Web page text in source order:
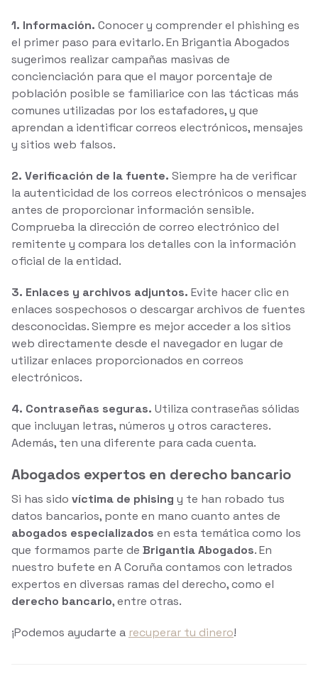
1. Información. Conocer y comprender el phishing es
el primer paso para evitarlo. En Brigantia Abogados
sugerimos realizar campañas masivas de
concienciación para que el mayor porcentaje de
población posible se familiarice con las tácticas más
comunes utilizadas por los estafadores, y que
aprendan a identificar correos electrónicos, mensajes
y sitios web falsos.
2. Verificación de la fuente. Siempre ha de verificar
la autenticidad de los correos electrónicos o mensajes
antes de proporcionar información sensible.
Comprueba la dirección de correo electrónico del
remitente y compara los detalles con la información
oficial de la entidad.
3. Enlaces y archivos adjuntos. Evite hacer clic en
enlaces sospechosos o descargar archivos de fuentes
desconocidas. Siempre es mejor acceder a los sitios
web directamente desde el navegador en lugar de
utilizar enlaces proporcionados en correos
electrónicos.
4. Contraseñas seguras. Utiliza contraseñas sólidas
que incluyan letras, números y otros caracteres.
Además, ten una diferente para cada cuenta.
Abogados expertos en derecho bancario
Si has sido víctima de phising y te han robado tus
datos bancarios, ponte en mano cuanto antes de
abogados especializados en esta temática como los
que formamos parte de Brigantia Abogados. En
nuestro bufete en A Coruña contamos con letrados
expertos en diversas ramas del derecho, como el
derecho bancario, entre otras.
¡Podemos ayudarte a recuperar tu dinero!